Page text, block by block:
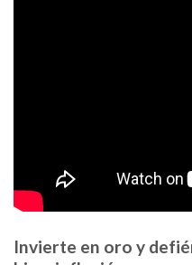
Invierte en oro y